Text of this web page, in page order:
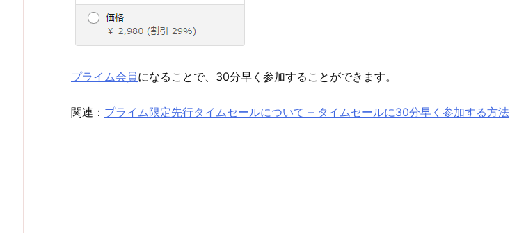
プライム会員になることで、30分早く参加することができます。
関連： プライム限定先行タイムセールについて – タイムセールに30分早く参加する方法